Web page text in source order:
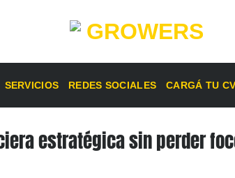
SERVICIOS REDES SOCIALES CARGÁ TU CV
estratégica sin perder